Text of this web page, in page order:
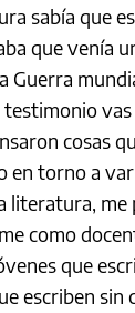
sabía que
que venía
Guerra
cosas
en torno a
literatura, me
como
que
escriben sin